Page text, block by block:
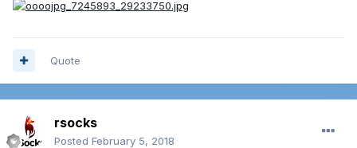
Quote
rsocks
Posted February 5, 2018